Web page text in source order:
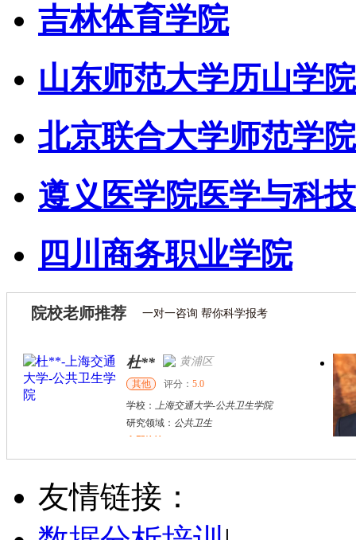
吉林体育学院
山东师范大学历山学院
北京联合大学师范学院
遵义医学院医学与科
四川商务职业学院
院校老师推荐 一对一咨询 帮你科学报考
杜** 黄浦区
其他 评分： 5.0
学校： 上海交通大学-公共卫生学院
研究领域： 公共卫生
立即咨询
郭斌 南川市
硕导
学校：西南政法大学
立即咨询
友情链接：